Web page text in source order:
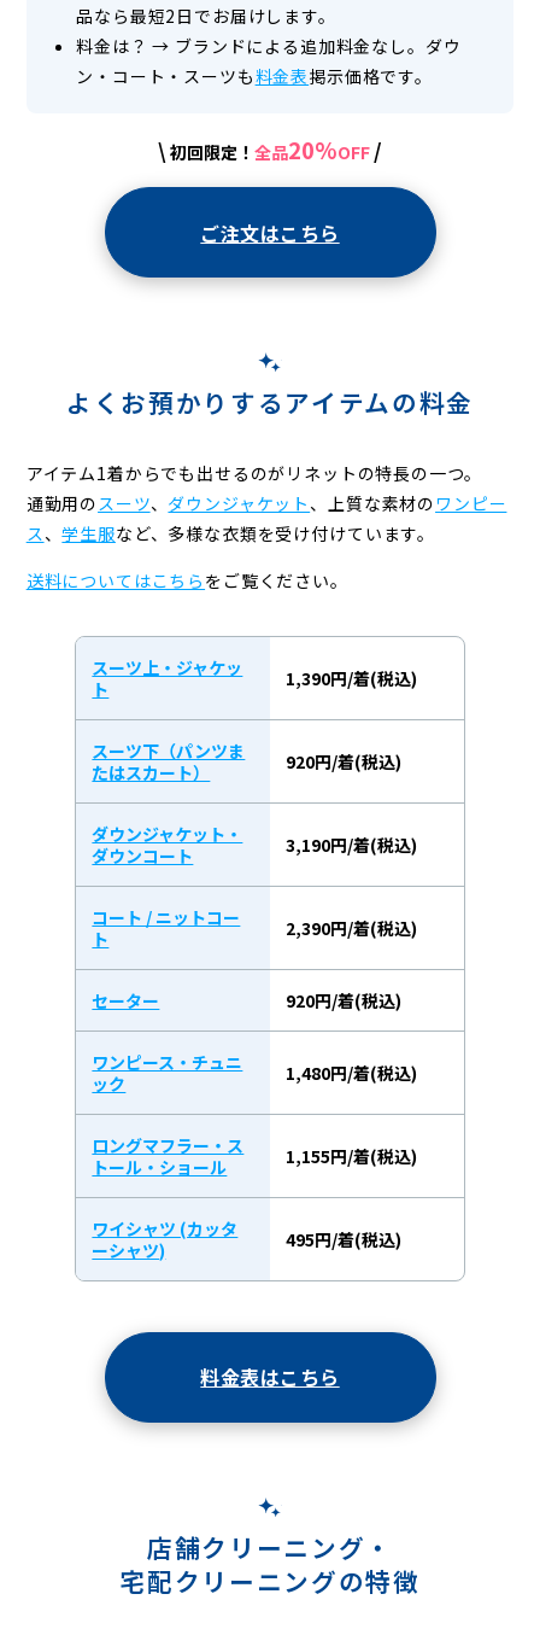
品なら最短2日でお届けします。
料金は？ → ブランドによる追加料金なし。ダウ
ン・コート・スーツも料金表掲示価格です。
\ 初回限定！ 全品20%OFF /
ご注文はこちら
よくお預かりするアイテムの料金
アイテム1着からでも出せるのがリネットの特長の一つ。
通勤用のスーツ、 ダウンジャケット 、上質な素材のワンピー
ス、学生服など、 多様な衣類を受け付けています。
送料についてはこちら をご覧ください。
スーツ上・ジャケッ
ト
1,390円/着(税込)
スーツ下（パンツま
たはスカート）
920円/着(税込)
ダウンジャケット・
ダウンコート
3,190円/着(税込)
コート / ニットコー
ト
2,390円/着(税込)
セーター 920円/着(税込)
ワンピース・チュニ
ック
1,480円/着(税込)
ロングマフラー・ス
トール・ショール
1,155円/着(税込)
ワイシャツ (カッタ
ーシャツ)
495円/着(税込)
料金表はこちら
店舗クリーニング・
宅配クリーニングの特徴